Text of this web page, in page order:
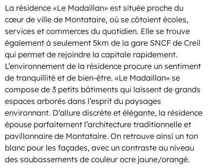
La résidence «Le Madaillan» est située proche du
cœur de ville de Montataire, où se côtoient écoles,
services et commerces du quotidien. Elle se trouve
également à seulement 5km de la gare SNCF de Creil
qui permet de rejoindre la capitale rapidement.
L’environnement de la résidence procure un sentiment
de tranquillité et de bien-être. «Le Madaillan» se
compose de 3 petits bâtiments qui laissent de grands
espaces arborés dans l’esprit du paysages
environnant. D’allure discrète et élégante, la résidence
épouse parfaitement l’architecture traditionnelle et
pavillonnaire de Montataire. On retrouve ainsi un ton
blanc pour les façades, avec un contraste au niveau
des soubassements de couleur ocre jaune/orangé.